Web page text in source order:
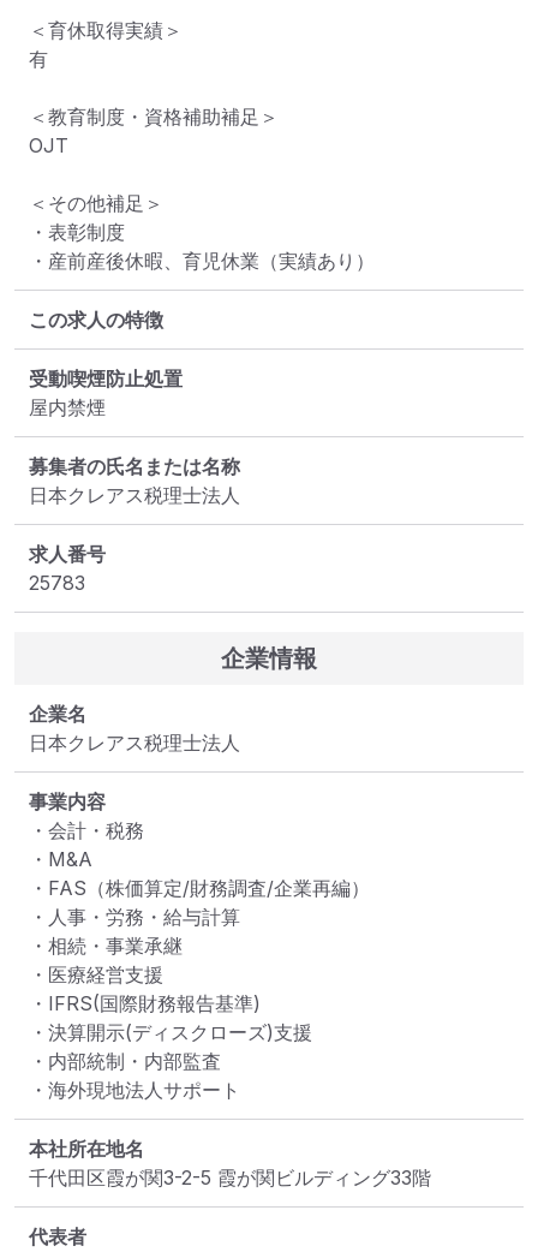
＜育休取得実績＞
有
＜教育制度・資格補助補足＞
OJT
＜その他補足＞
・表彰制度
・産前産後休暇、育児休業（実績あり）
この求人の特徴
受動喫煙防止処置
屋内禁煙
募集者の氏名または名称
日本クレアス税理士法人
求人番号
25783
企業情報
企業名
日本クレアス税理士法人
事業内容
・会計・税務
・M&A
・FAS（株価算定/財務調査/企業再編）
・人事・労務・給与計算
・相続・事業承継
・医療経営支援
・IFRS(国際財務報告基準)
・決算開示(ディスクローズ)支援
・内部統制・内部監査
・海外現地法人サポート
本社所在地名
千代田区霞が関3-2-5 霞が関ビルディング33階
代表者